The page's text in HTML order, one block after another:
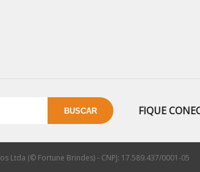
FIQUE
Ltda (© Fortune Brindes) - CNPJ: 17.589.437/0001-05